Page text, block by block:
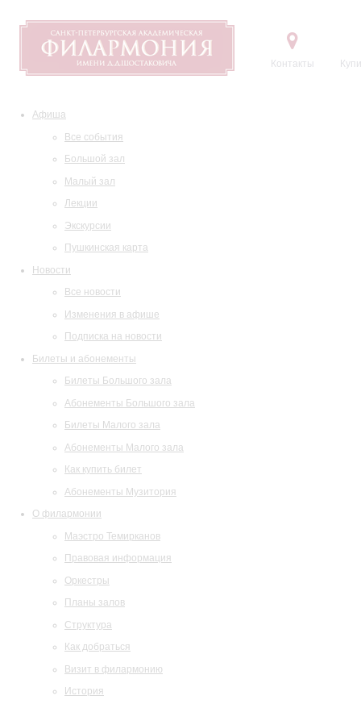
Контакты
Афиша
Все события
Большой зал
Малый зал
Лекции
Экскурсии
Пушкинская карта
Новости
Все новости
Изменения в афише
Подписка на новости
Билеты и абонементы
Билеты Большого зала
Абонементы Большого зала
Билеты Малого зала
Абонементы Малого зала
Как купить билет
Абонементы Музитория
О филармонии
Маэстро Темирканов
Правовая информация
Оркестры
Планы залов
Структура
Как добраться
Визит в филармонию
История